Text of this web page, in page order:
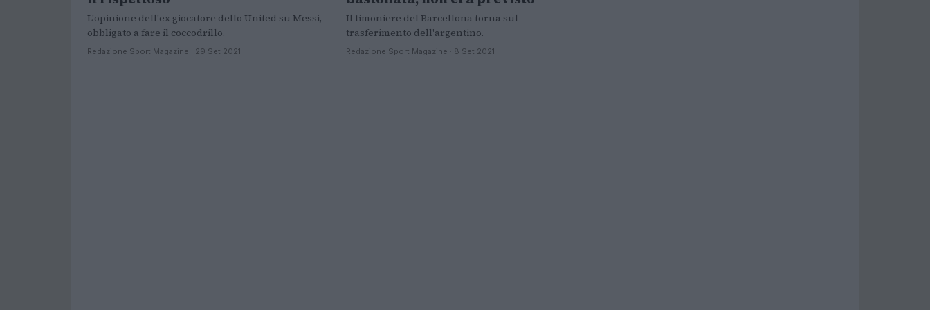
L'opinione dell'ex giocatore dello United su Messi,
obbligato a fare il coccodrillo.
Redazione Sport Magazine · 29 Set 2021
Il timoniere del Barcellona torna sul
trasferimento dell'argentino.
Redazione Sport Magazine · 8 Set 2021